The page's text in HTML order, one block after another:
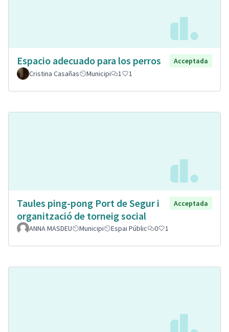
Espacio adecuado para los perros
Acceptada
Cristina Casañas
Municipi 1 1
Taules ping-pong Port de Segur i
organització de torneig social
Acceptada
ANNA MASDEU Municipi Espai Públic 0 1